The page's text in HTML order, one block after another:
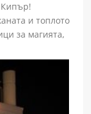
и топлото
за магията,